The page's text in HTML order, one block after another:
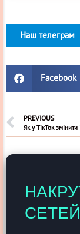
Наш телеграм
Facebook
PREVIOUS
Як у ТікТок змінити
СЕТЕЙ